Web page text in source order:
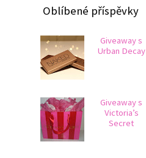
Oblíbené příspěvky
Giveaway s
Urban Decay
Giveaway s
Victoria’s
Secret